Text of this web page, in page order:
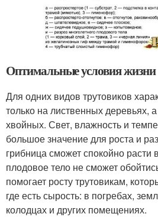
Оптимальные условия жизни
Для одних видов трутовиков
только на лиственных деревьях,
хвойных. Свет, влажность и
большое значение для роста и
грибница сможет спокойно расти
плодовое тело не сможет
помогает росту трутовикам,
где есть сырость: в погребах,
колодцах и других помещениях.